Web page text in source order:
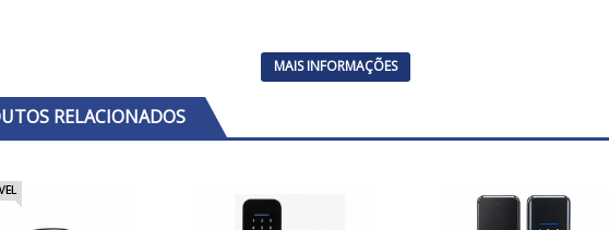
MAIS INFORMAÇÕES
RELACIONADOS